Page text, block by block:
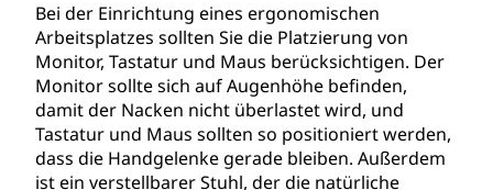
Bei der Einrichtung eines ergonomischen
Arbeitsplatzes sollten Sie die Platzierung von
Monitor, Tastatur und Maus berücksichtigen. Der
Monitor sollte sich auf Augenhöhe befinden,
damit der Nacken nicht überlastet wird, und
Tastatur und Maus sollten so positioniert werden,
dass die Handgelenke gerade bleiben. Außerdem
ist ein verstellbarer Stuhl, der die natürliche